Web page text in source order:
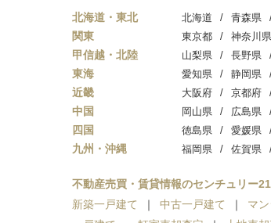
北海道・東北 北海道 青森県
関東 東京都 神奈川県
甲信越・北陸 山梨県 長野県
東海 愛知県 静岡県
近畿 大阪府 京都府
中国 岡山県 広島県
四国 徳島県 愛媛県
九州・沖縄 福岡県 佐賀県
不動産売買・賃貸情報のセンチュリー
新築一戸建て
中古一戸建て マ